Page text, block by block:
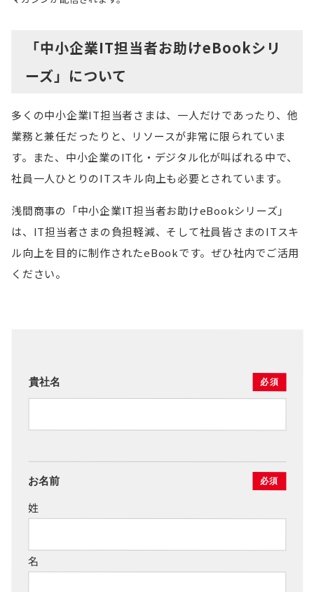
「中小企業IT担当者お助けeBookシリ
ーズ」について
多くの中小企業IT担当者さまは、一人だけであったり、他
業務と兼任だったりと、リソースが非常に限られていま
す。また、中小企業のIT化・デジタル化が叫ばれる中で、
社員一人ひとりのITスキル向上も必要とされています。
浅間商事の「中小企業IT担当者お助けeBookシリーズ」
は、IT担当者さまの負担軽減、そして社員皆さまのITスキ
ル向上を目的に制作されたeBookです。ぜひ社内でご活用
ください。
貴社名 必須
お名前 必須
姓
名